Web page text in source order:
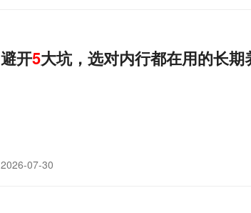
避开5大坑，选对内行都在用的长期
2026-07-30